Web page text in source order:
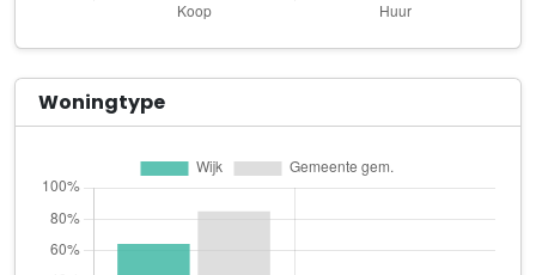
Jongerius Invest Utrecht B.V.
Jongerius Invest Zuid-Holland B.V.
Onderdoor 5
Koot Assurantiën B.V.
De Molen 9
Lefft Vintage
Woningtype